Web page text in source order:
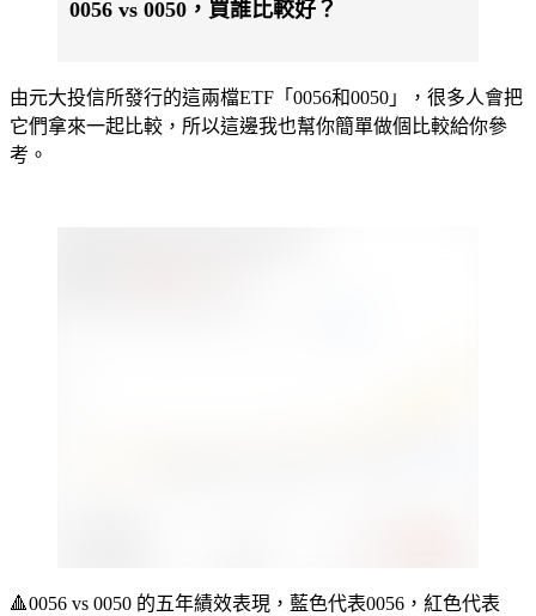
0056 vs 0050，買誰比較好？
由元大投信所發行的這兩檔ETF「0056和0050」，很多人會把
它們拿來一起比較，所以這邊我也幫你簡單做個比較給你參
考。
🔺0056 vs 0050 的五年績效表現，藍色代表0056，紅色代表